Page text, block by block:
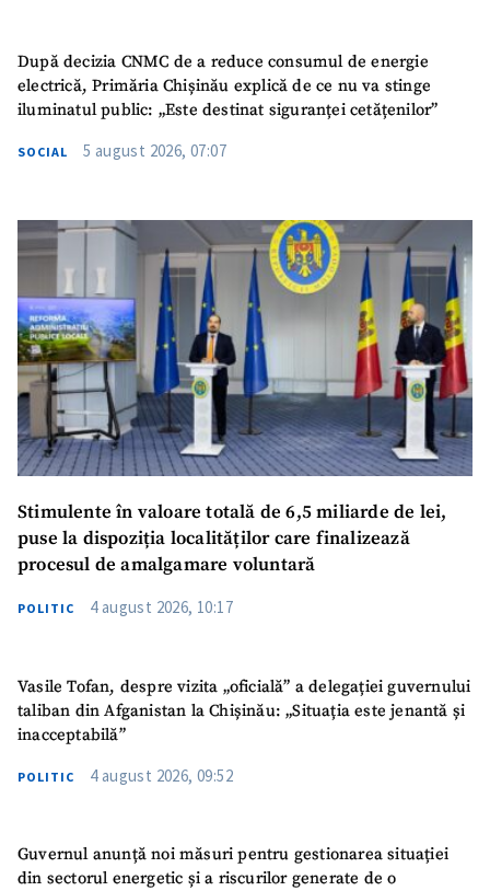
După decizia CNMC de a reduce consumul de energie
electrică, Primăria Chișinău explică de ce nu va stinge
iluminatul public: „Este destinat siguranței cetățenilor”
SOCIAL 5 august 2026, 07:07
Stimulente în valoare totală de 6,5 miliarde de lei,
puse la dispoziția localităților care finalizează
procesul de amalgamare voluntară
POLITIC 4 august 2026, 10:17
Vasile Tofan, despre vizita „oficială” a delegației guvernului
taliban din Afganistan la Chișinău: „Situația este jenantă și
inacceptabilă”
POLITIC 4 august 2026, 09:52
Guvernul anunță noi măsuri pentru gestionarea situației
din sectorul energetic și a riscurilor generate de o